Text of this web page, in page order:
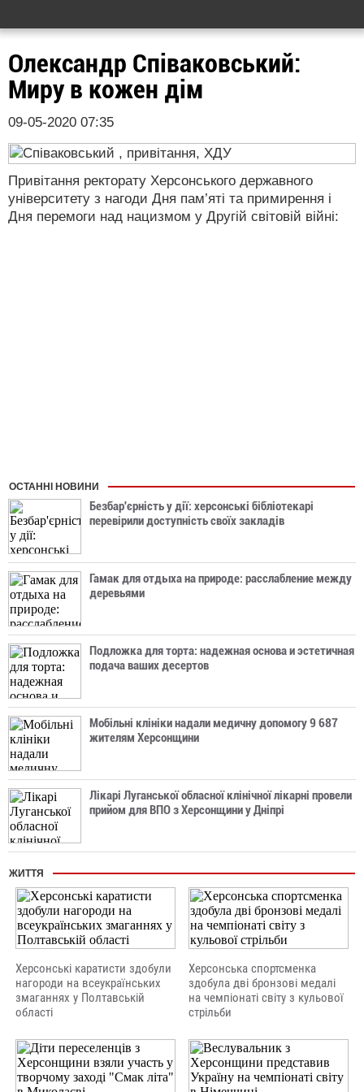
Олександр Співаковський:
Миру в кожен дім
09-05-2020 07:35
Привітання ректорату Херсонського державного
університету з нагоди Дня пам’яті та примирення і
Дня перемоги над нацизмом у Другій світовій війні:
ОСТАННІ НОВИНИ
Безбар'єрність у дії: херсонські бібліотекарі
перевірили доступність своїх закладів
Гамак для отдыха на природе: расслабление между
деревьями
Подложка для торта: надежная основа и эстетичная
подача ваших десертов
Мобільні клініки надали медичну допомогу 9 687
жителям Херсонщини
Лікарі Луганської обласної клінічної лікарні провели
прийом для ВПО з Херсонщини у Дніпрі
ЖИТТЯ
Херсонські каратисти здобули
нагороди на всеукраїнських
змаганнях у Полтавській
області
Херсонська спортсменка
здобула дві бронзові медалі
на чемпіонаті світу з кульової
стрільби